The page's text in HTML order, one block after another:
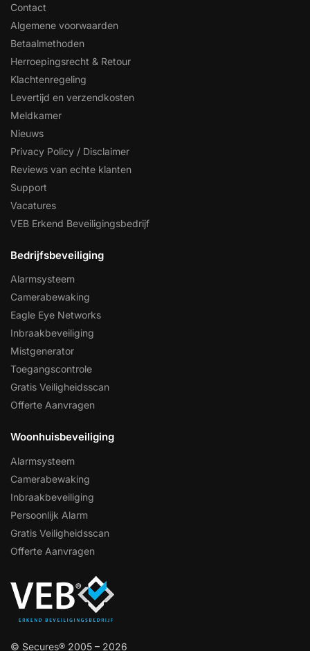
Contact
Algemene voorwaarden
Betaalmethoden
Herroepingsrecht & Retour
Klachtenregeling
Levertijd en verzendkosten
Meldkamer
Nieuws
Privacy Policy / Disclaimer
Reviews van echte klanten
Support
Vacatures
VEB Erkend Beveiligingsbedrijf
Bedrijfsbeveiliging
Alarmsysteem
Camerabewaking
Eagle Eye Networks
Inbraakbeveiliging
Mistgenerator
Toegangscontrole
Gratis Veiligheidsscan
Offerte Aanvragen
Woonhuisbeveiliging
Alarmsysteem
Camerabewaking
Inbraakbeveiliging
Persoonlijk Alarm
Gratis Veiligheidsscan
Offerte Aanvragen
© Secures® 2005 – 2026